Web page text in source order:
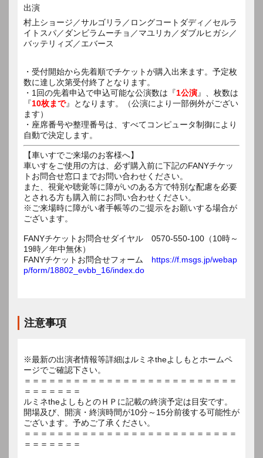
出演
村上ショージ／サルゴリラ／ロングコートダディ／セルラ
イトスパ／ダンビラムーチョ／マユリカ／ダブルヒガシ／
バッテリィズ／エバース
・受付開始から先着順でチケットが購入出来ます。予定枚
数に達し次第受付終了となります。
・1回の先着申込で申込可能な公演数は『1公演』、枚数は
『10枚まで』となります。（公演により一部例外がござい
ます）
・座席番号や整理番号は、すべてコンピュータ制御により
自動で決定します。
【車いすでご来場のお客様へ】
車いすをご使用の方は、必ず購入前に下記のFANYチケッ
トお問合せ窓口までお問い合わせください。
また、視覚や聴覚等に障がいのある方で特別な配慮を必要
とされる方も購入前にお問い合わせください。
※ご来場時に障がい者手帳等のご提示をお願いする場合が
ございます。
FANYチケットお問合せダイヤル 0570-550-100（10時～
19時／年中無休）
FANYチケットお問合せフォーム https://f.msgs.jp/webap
p/form/18802_evbb_16/index.do
注意事項
※最新の出演者情報等詳細はルミネtheよしもとホームペ
ージでご確認下さい。
＝＝＝＝＝＝＝＝＝＝＝＝＝＝＝＝＝＝＝＝＝＝＝＝＝＝
＝＝＝＝＝＝＝
ルミネtheよしもとのＨＰに記載の終演予定は目安です。
開場及び、開演・終演時間が10分～15分前後する可能性が
ございます。予めご了承ください。
＝＝＝＝＝＝＝＝＝＝＝＝＝＝＝＝＝＝＝＝＝＝＝＝＝＝
＝＝＝＝＝＝＝